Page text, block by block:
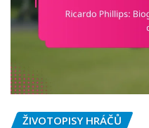
ŽIVOTOPISY HRÁČŮ